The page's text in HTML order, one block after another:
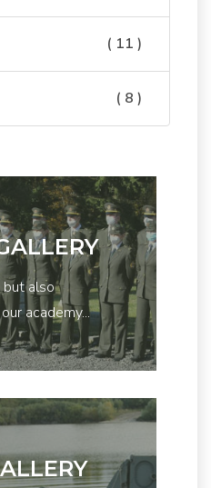
( 11 )
( 8 )
but also
academy...